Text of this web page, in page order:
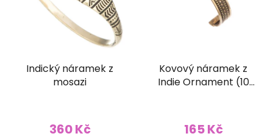
Indický náramek z
mosazi
360 Kč
Kovový náramek z
Indie Ornament (10
165 Kč